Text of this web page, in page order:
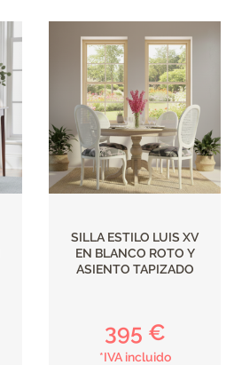
SILLA ESTILO LUIS XV
EN BLANCO ROTO Y
ASIENTO TAPIZADO
395 €
*IVA incluido